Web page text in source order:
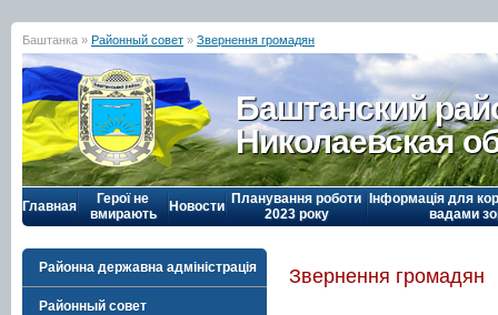
Баштанка » Районный совет » Звернення громадян
Баштанский
Николаевская
Главная
Герої не
вмирають
Новости Планування роботи
2023 року
Інформація для
вадами
Районна державна адміністрація
Районный совет
Звернення громадян